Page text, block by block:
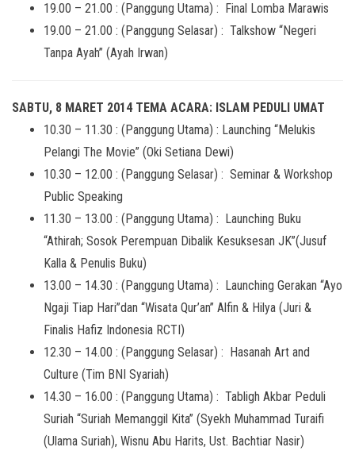
19.00 – 21.00 : (Panggung Utama) : Final Lomba Marawis
19.00 – 21.00 : (Panggung Selasar) : Talkshow “Negeri
Tanpa Ayah” (Ayah Irwan)
SABTU, 8 MARET 2014 TEMA ACARA: ISLAM PEDULI UMAT
10.30 – 11.30 : (Panggung Utama) : Launching “Melukis
Pelangi The Movie” (Oki Setiana Dewi)
10.30 – 12.00 : (Panggung Selasar) : Seminar & Workshop
Public Speaking
11.30 – 13.00 : (Panggung Utama) : Launching Buku
“Athirah; Sosok Perempuan Dibalik Kesuksesan JK”(Jusuf
Kalla & Penulis Buku)
13.00 – 14.30 : (Panggung Utama) : Launching Gerakan “Ayo
Ngaji Tiap Hari”dan “Wisata Qur’an” Alfin & Hilya (Juri &
Finalis Hafiz Indonesia RCTI)
12.30 – 14.00 : (Panggung Selasar) : Hasanah Art and
Culture (Tim BNI Syariah)
14.30 – 16.00 : (Panggung Utama) : Tabligh Akbar Peduli
Suriah “Suriah Memanggil Kita” (Syekh Muhammad Turaifi
(Ulama Suriah), Wisnu Abu Harits, Ust. Bachtiar Nasir)